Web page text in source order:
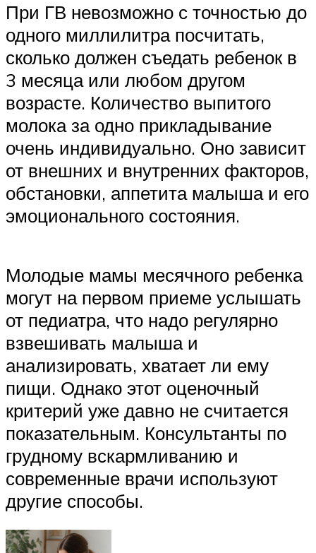
При ГВ невозможно с точностью до
одного миллилитра посчитать,
сколько должен съедать ребенок в
3 месяца или любом другом
возрасте. Количество выпитого
молока за одно прикладывание
очень индивидуально. Оно зависит
от внешних и внутренних факторов,
обстановки, аппетита малыша и его
эмоционального состояния.
Молодые мамы месячного ребенка
могут на первом приеме услышать
от педиатра, что надо регулярно
взвешивать малыша и
анализировать, хватает ли ему
пищи. Однако этот оценочный
критерий уже давно не считается
показательным. Консультанты по
грудному вскармливанию и
современные врачи используют
другие способы.